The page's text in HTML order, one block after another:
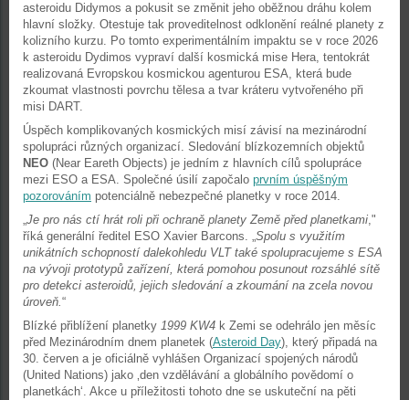
asteroidu Didymos a pokusit se změnit jeho oběžnou dráhu kolem
hlavní složky. Otestuje tak proveditelnost odklonění reálné planety z
kolizního kurzu. Po tomto experimentálním impaktu se v roce 2026
k asteroidu Dydimos vypraví další kosmická mise Hera, tentokrát
realizovaná Evropskou kosmickou agenturou ESA, která bude
zkoumat vlastnosti povrchu tělesa a tvar kráteru vytvořeného při
misi DART.
Úspěch komplikovaných kosmických misí závisí na mezinárodní
spolupráci různých organizací. Sledování blízkozemních objektů
NEO (Near Eareth Objects) je jedním z hlavních cílů spolupráce
mezi ESO a ESA. Společné úsilí započalo prvním úspěšným
pozorováním potenciálně nebezpečné planetky v roce 2014.
„Je pro nás ctí hrát roli při ochraně planety Země před planetkami,"
říká generální ředitel ESO Xavier Barcons. „Spolu s využitím
unikátních schopností dalekohledu VLT také spolupracujeme s ESA
na vývoji prototypů zařízení, která pomohou posunout rozsáhlé sítě
pro detekci asteroidů, jejich sledování a zkoumání na zcela novou
úroveň.“
Blízké přiblížení planetky 1999 KW4 k Zemi se odehrálo jen měsíc
před Mezinárodním dnem planetek (Asteroid Day), který připadá na
30. červen a je oficiálně vyhlášen Organizací spojených národů
(United Nations) jako ‚den vzdělávání a globálního povědomí o
planetkách‘. Akce u příležitosti tohoto dne se uskuteční na pěti